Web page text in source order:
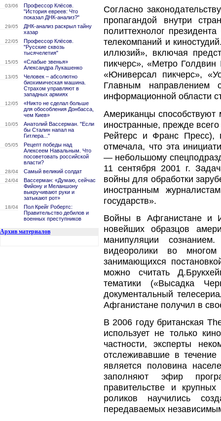
03/06
Профессор Клёсов.
"История евреев: Что
показал ДНК-анализ?"
29/05
ДНК-анализ раскрыл тайну
хазар
22/05
Профессор Клёсов.
"Русские сквозь
тысячелетия"
15/05
«Слабые звенья»
Александра Лукашенко
13/05
Человек – абсолютно
биохимическая машина.
Страхом управляют в
западных армиях
12/05
«Никто не сделал больше
для обособления Донбасса,
чем Киев»
10/05
Анатолий Вассерман. "Если
бы Сталин напал на
Гитлера..."
05/05
Рецепт победы над
Алексеем Навальным. Что
посоветовать российской
власти?
28/04 Самый великий солдат
24/04
Вассерман: «Думаю, сейчас
Фийону и Меланшону
выкручивают руки и
затыкают рот»
18/04
Пол Крейг Робертс:
Правительство дебилов и
военных преступников
Архив материалов
Согласно
пропагандой внутри
политтехнолог
телекомпаний и
иллюзий», включая
пикчерс», «Метро
«Юниверсал пикчерс»,
Главным направлением
информационной области
Американцы способствуют
иностранные, прежде
Рейтерс и Франс Пресс),
отмечала, что эта
— небольшому
11 сентября 2001 г.
войны для обработки
иностранным
государств».
Войны в Афганистане и
новейших образцов
манипуляции
видеоролики во
занимающихся
можно считать
тематики («Высадка
документальный
Афганистане получил в
В 2006 году британская
использует не только
частности, эксперты
отслеживавшие в
является половина
заполняют эфир
правительстве и
роликов научились
передаваемых